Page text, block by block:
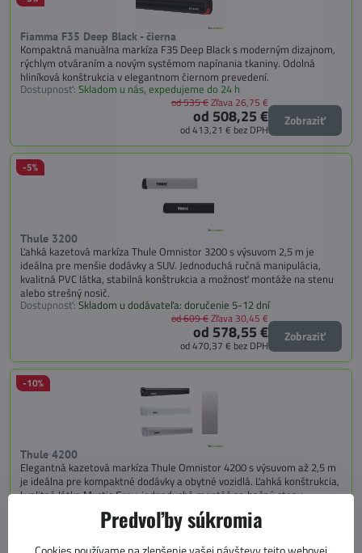
Fiamma F35 Deep Black - čierna
Kompaktná manuálna markíza F35 Deep Black s moderným dizajnom,
rýchlym otváraním a novým systémom napínania tkaniny. Odolná
hliníková konštrukcia v elegantnom čiernom prevedení.
Dostupnosť: Skladom u nás, expedujeme do 24 h
od 508,25 €
od 413,21 € bez DPH
od 535 €Zľava 26,75 €
Zobraziť
Thule 3200
-5%
Ľahká kazetová markíza Thule Omnistor 3200 s výsuvom 2,5 m je
ideálna pre menšie dodávky a SUV. Jednoduchá ručná manipulácia,
kvalitná PVC látka, stabilná konštrukcia a možnosť montáže na stenu
alebo strešný nosič.
Dostupnosť: Skladom u dodávateľa: doručenie 5-12 dní
od 578,55 €
od 470,37 € bez DPH
od 609 €Zľava 30,45 €
Zobraziť
Thule 4200
-10%
Elegantná kazetová markíza Thule Omnistor 4200 s výsuvom až 2,5 m
je ideálna pre kompaktné dodávky a obytné vozidlá. Ľahká konštrukcia,
kvalitná látka Mystic Grey, jednoduchá montáž na bočnú stenu
pomocou priloženého plochého adaptéra alebo montážnych adaptérov
podľa druhu vozidla na objednávku.
Skladom u dodávateľa: doručenie 5-12 dní
od 759 €Zľava 75,90 €
Predvoľby súkromia